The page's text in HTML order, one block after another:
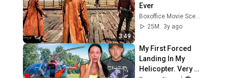
3:49
Ever
Boxoffice Movie Scenes
25M
3y ago
My First Forced
Landing In My
Helicopter. Very